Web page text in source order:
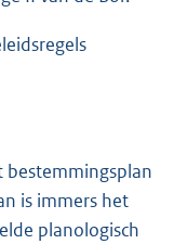
bestemmingsplan
is immers het
planologisch